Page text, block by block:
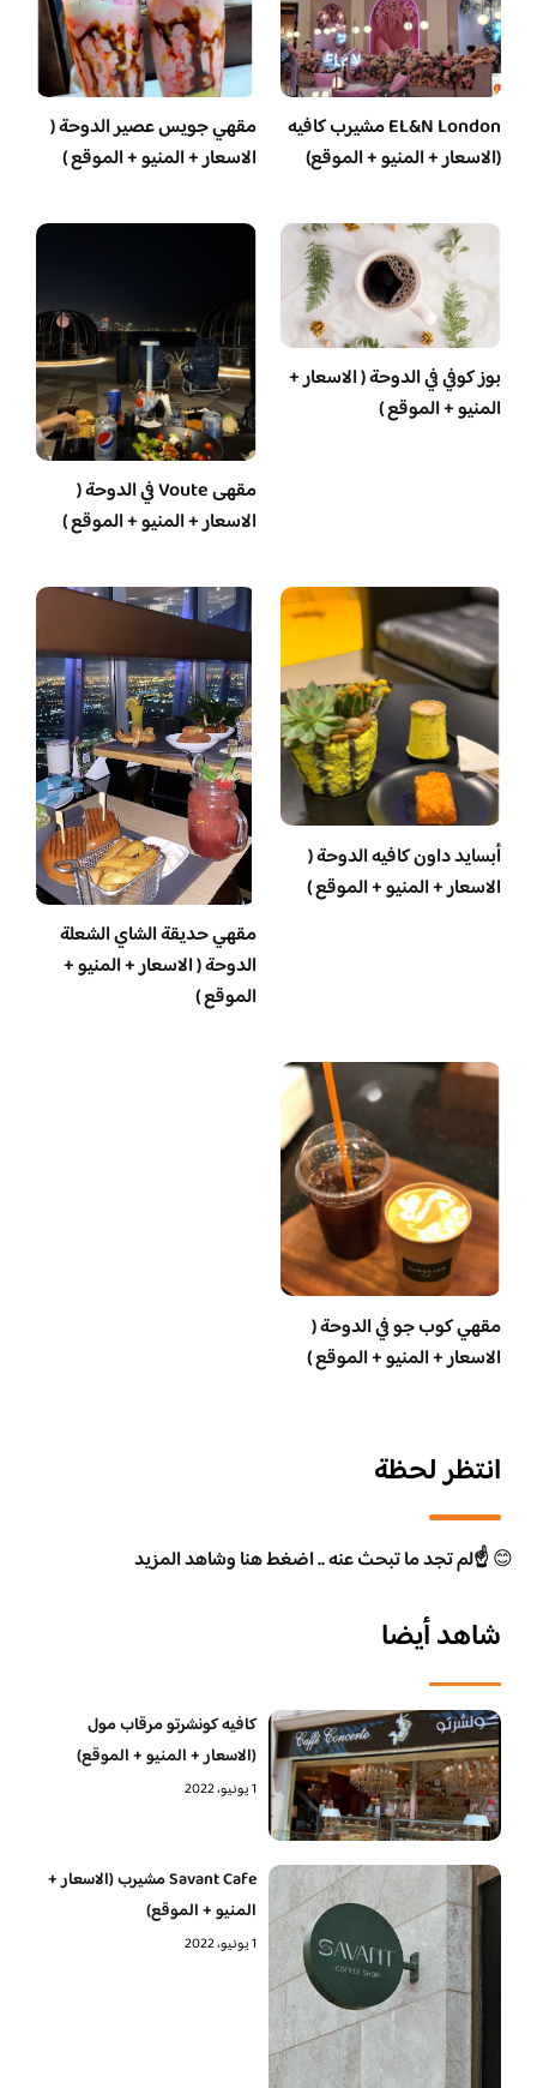
EL&N London مشيرب كافيه
(الاسعار + المنيو + الموقع)
مقهي جويس عصير الدوحة (
الاسعار + المنيو + الموقع )
بوز كوفي في الدوحة ( الاسعار +
المنيو + الموقع )
مقهى Voute في الدوحة (
الاسعار + المنيو + الموقع )
أبسايد داون كافيه الدوحة (
الاسعار + المنيو + الموقع )
مقهي حديقة الشاي الشعلة
الدوحة ( الاسعار + المنيو +
الموقع )
مقهي كوب جو في الدوحة (
الاسعار + المنيو + الموقع )
انتظر لحظة
😊☝️لم تجد ما تبحث عنه .. اضغط هنا وشاهد المزيد
شاهد أيضا
كافيه كونشرتو مرقاب مول
(الاسعار + المنيو + الموقع)
1 يونيو، 2022
Savant Cafe مشيرب (الاسعار +
المنيو + الموقع)
1 يونيو، 2022